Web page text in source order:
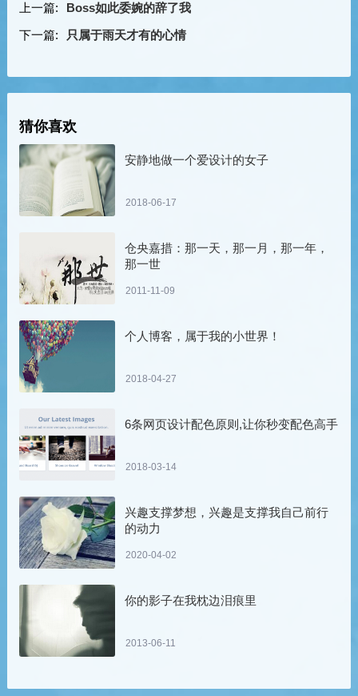
上一篇:
Boss如此委婉的辞了我
下一篇:
只属于雨天才有的心情
猜你喜欢
安静地做一个爱设计的女子
2018-06-17
仓央嘉措：那一天，那一月，那一年，
那一世
2011-11-09
个人博客，属于我的小世界！
2018-04-27
6条网页设计配色原则,让你秒变配色高手
2018-03-14
兴趣支撑梦想，兴趣是支撑我自己前行
的动力
2020-04-02
你的影子在我枕边泪痕里
2013-06-11